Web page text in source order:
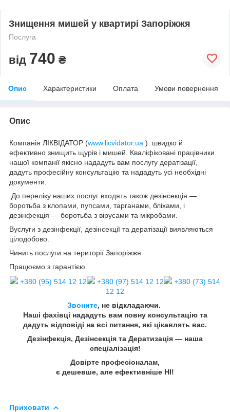
Знищення мишей у квартирі Запоріжжя
Послуга
від 740 ₴
Опис Характеристики Оплата Умови повернення
Опис
Компанія ЛІКВІДАТОР (www.licvidator.ua ) швидко й
ефективно знищить щурів і мишей. Кваліфіковані працівники
нашої компанії якісно нададуть вам послугу дератізації,
дадуть професійну консультацію та нададуть усі необхідні
документи.
До переліку наших послуг входять також дезінсекція —
боротьба з клопами, пупсами, тарганами, бліхами, і
дезінфекція — боротьба з вірусами та мікробами.
Вуслуги з дезінфекції, дезінсекції та дератізації виявляються
цілодобово.
Чинить послуги на території Запоріжжя
Працюємо з гарантією.
+380 (95) 514 12 12
+380 (97) 514 12 12
+380 (73) 514
12 12
Звоните, не відкладаючи.
Наші фахівці нададуть вам повну консультацію та
дадуть відповіді на всі питання, які цікавлять вас.
Дезінфекція, Дезінсекція та Дератизація — наша
спеціалізація!
Довірте професіоналам,
є дешевше, але ефективніше НІ!
Приховати